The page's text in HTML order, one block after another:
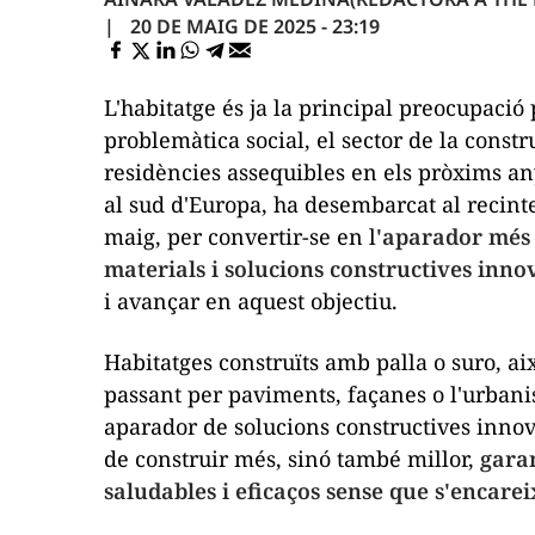
20 DE MAIG DE 2025 - 23:19
L'habitatge és ja la principal preocupació
problemàtica social, el sector de la
residències assequibles en els pròxims
al sud d'Europa, ha desembarcat al
maig, per convertir-se en l'aparador
materials i solucions constructives
i avançar en aquest objectiu.
Habitatges construïts amb palla o suro,
passant per paviments, façanes o
aparador de solucions constructives
de construir més, sinó també millor,
saludables i eficaços sense que